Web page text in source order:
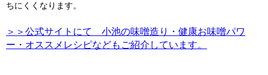
ちにくくなります。
＞＞公式サイトにて 小池の味噌造り・健康お味噌パワ
ー・オススメレシピなどもご紹介しています。